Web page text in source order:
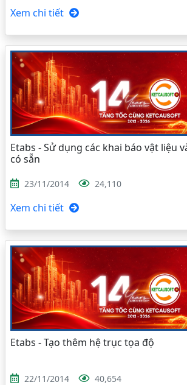
Xem chi tiết
Etabs - Sử dụng các khai báo vật liệu
có sẵn
23/11/2014 24,110
Xem chi tiết
Etabs - Tạo thêm hệ trục tọa độ
22/11/2014 40,654